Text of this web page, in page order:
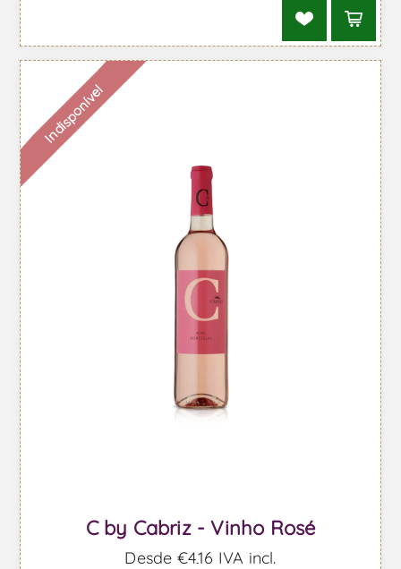
Indisponível
C by Cabriz - Vinho Rosé
Desde €4,16 IVA incl.